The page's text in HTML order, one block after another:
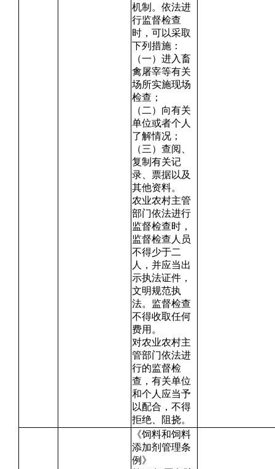
机制。依法进
行监督检查
时，可以采取
下列措施：
（一）进入畜
禽屠宰等有关
场所实施现场
检查；
（二）向有关
单位或者个人
了解情况；
（三）查阅、
复制有关记
录、票据以及
其他资料。
农业农村主管
部门依法进行
监督检查时，
监督检查人员
不得少于二
人，并应当出
示执法证件，
文明规范执
法。监督检查
不得收取任何
费用。
对农业农村主
管部门依法进
行的监督检
查，有关单位
和个人应当予
以配合，不得
拒绝、阻挠。
《饲料和饲料
添加剂管理条
例》